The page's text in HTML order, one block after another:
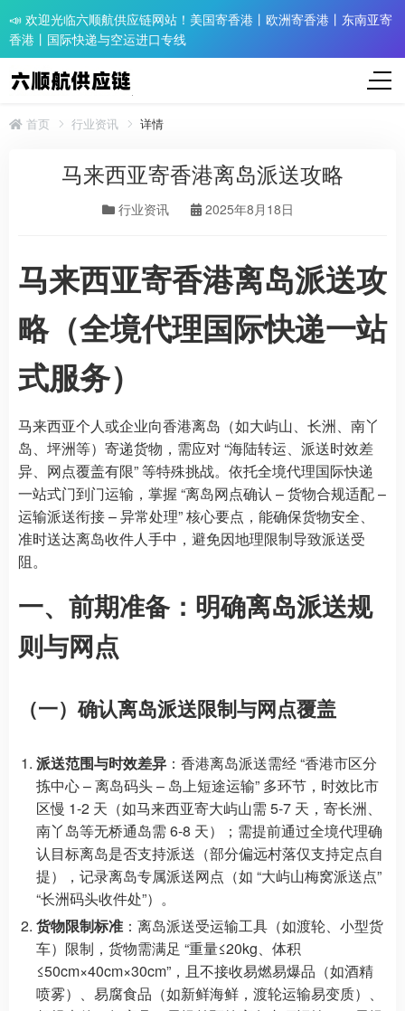
📣 欢迎光临六顺航供应链网站！美国寄香港丨欧洲寄香港丨东南亚寄
香港丨国际快递与空运进口专线
首页 行业资讯 详情
马来西亚寄香港离岛派送攻略
行业资讯 2025年8月18日
马来西亚寄香港离岛派送攻
略（全境代理国际快递一站
式服务）
马来西亚个人或企业向香港离岛（如大屿山、长洲、南丫
岛、坪洲等）寄递货物，需应对 “海陆转运、派送时效差
异、网点覆盖有限” 等特殊挑战。依托全境代理国际快递
一站式门到门运输，掌握 “离岛网点确认 – 货物合规适配 –
运输派送衔接 – 异常处理” 核心要点，能确保货物安全、
准时送达离岛收件人手中，避免因地理限制导致派送受
阻。
一、前期准备：明确离岛派送规
则与网点
（一）确认离岛派送限制与网点覆盖
派送范围与时效差异 ：香港离岛派送需经 “香港市区分
拣中心 – 离岛码头 – 岛上短途运输” 多环节，时效比市
区慢 1-2 天（如马来西亚寄大屿山需 5-7 天，寄长洲、
南丫岛等无桥通岛需 6-8 天）；需提前通过全境代理确
认目标离岛是否支持派送（部分偏远村落仅支持定点自
提），记录离岛专属派送网点（如 “大屿山梅窝派送点”
“长洲码头收件处”）。
货物限制标准 ：离岛派送受运输工具（如渡轮、小型货
车）限制，货物需满足 “重量≤20kg、体积
≤50cm×40cm×30cm”，且不接收易燃易爆品（如酒精
喷雾）、易腐食品（如新鲜海鲜，渡轮运输易变质）、